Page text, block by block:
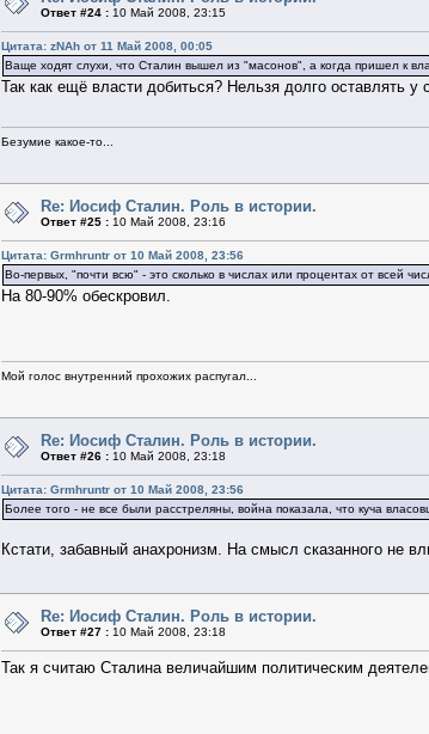
Ответ #24 : 10 Май 2008, 23:15
Цитата: zNAh от 11 Май 2008, 00:05
Ваще ходят слухи, что Сталин вышел из "масонов", а когда пришел к
Так как ещё власти добиться? Нельзя долго оставлять
Безумие какое-то...
Re: Иосиф Сталин. Роль в истории.
Ответ #25 : 10 Май 2008, 23:16
Цитата: Grmhruntr от 10 Май 2008, 23:56
Во-первых, "почти всю" - это сколько в числах или процентах от всей
На 80-90% обескровил.
Мой голос внутренний прохожих распугал...
Re: Иосиф Сталин. Роль в истории.
Ответ #26 : 10 Май 2008, 23:18
Цитата: Grmhruntr от 10 Май 2008, 23:56
Более того - не все были расстреляны, война показала, что куча
Кстати, забавный анахронизм. На смысл сказанного не
Re: Иосиф Сталин. Роль в истории.
Ответ #27 : 10 Май 2008, 23:18
Так я считаю Сталина величайшим политическим